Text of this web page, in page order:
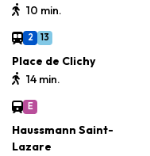
10 min.
2 13
Place de Clichy
14 min.
E
Haussmann Saint-
Lazare